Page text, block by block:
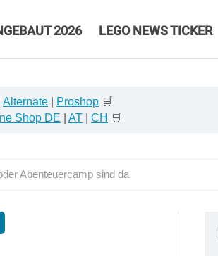
2026 LEGO NEWS TICKER
Alternate Proshop 🛒
Shop DE AT CH 🛒
Abenteuercamp sind da